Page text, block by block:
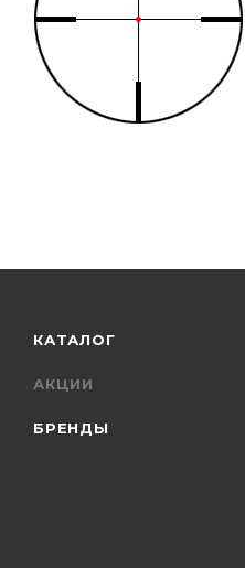
КАТАЛОГ
АКЦИИ
БРЕНДЫ